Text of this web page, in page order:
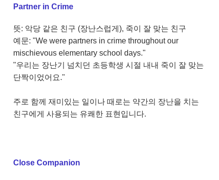
Partner in Crime
뜻: 악당 같은 친구 (장난스럽게), 죽이 잘 맞는 친구
예문: "We were partners in crime throughout our
mischievous elementary school days."
"우리는 장난기 넘치던 초등학생 시절 내내 죽이 잘 맞는
단짝이었어요."
주로 함께 재미있는 일이나 때로는 약간의 장난을 치는
친구에게 사용되는 유쾌한 표현입니다.
Close Companion